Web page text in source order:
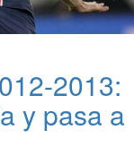
2013:
y pasa a